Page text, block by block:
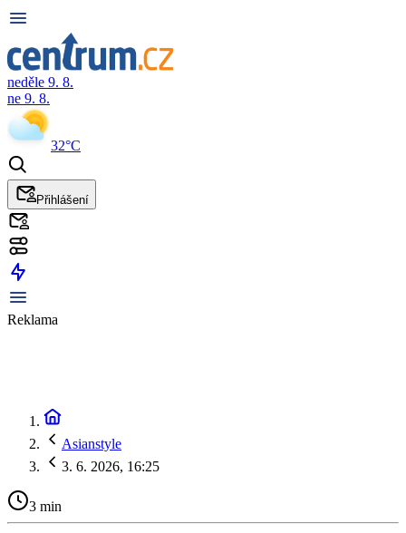
neděle 9. 8.
ne 9. 8.
32°C
Přihlášení
Reklama
Asianstyle
3. 6. 2026, 16:25
3 min